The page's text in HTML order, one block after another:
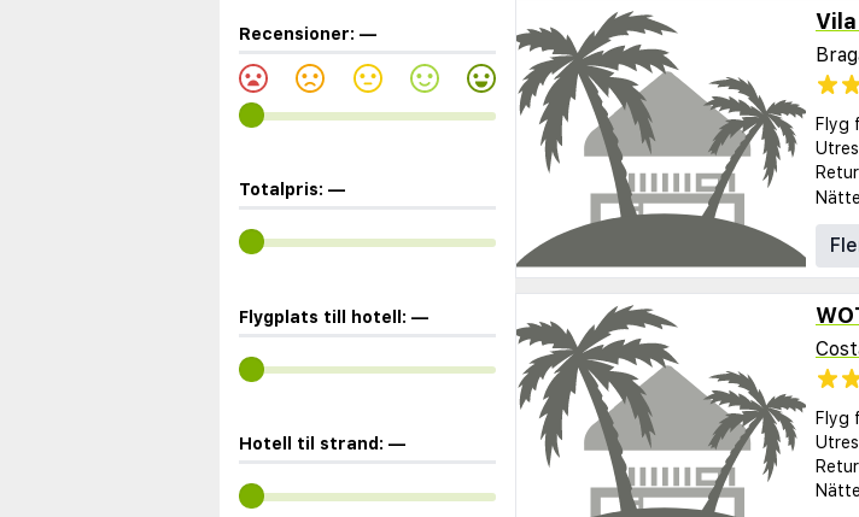
Recensioner: —
Totalpris: —
Flygplats till hotell: —
Hotell til strand: —
Flyg
Flyg